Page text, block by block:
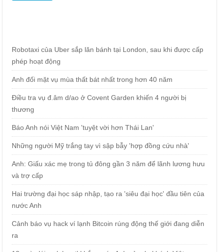
Robotaxi của Uber sắp lăn bánh tại London, sau khi được cấp
phép hoạt động
Anh đối mặt vụ mùa thất bát nhất trong hơn 40 năm
Điều tra vụ đ.âm d/ao ở Covent Garden khiến 4 người bị
thương
Báo Anh nói Việt Nam 'tuyệt vời hơn Thái Lan'
Những người Mỹ trắng tay vì sập bẫy 'hợp đồng cứu nhà'
Anh: Giấu xác mẹ trong tủ đông gần 3 năm để lãnh lương hưu
và trợ cấp
Hai trường đại học sáp nhập, tạo ra 'siêu đại học' đầu tiên của
nước Anh
Cảnh báo vụ hack ví lạnh Bitcoin rúng động thế giới đang diễn
ra